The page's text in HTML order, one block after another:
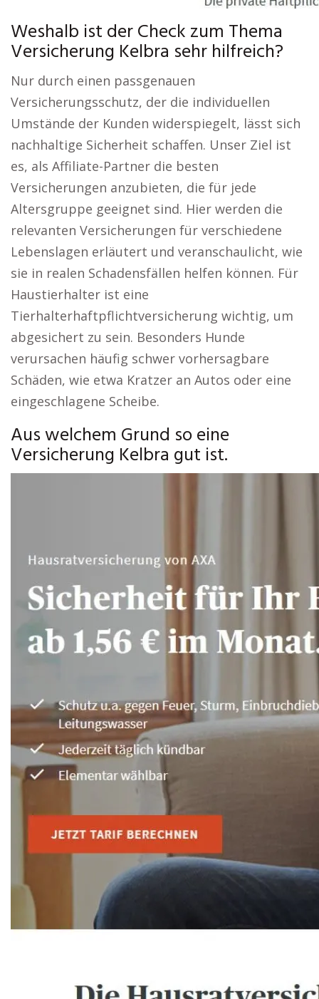
Weshalb ist der Check zum Thema
Versicherung Kelbra sehr hilfreich?
Nur durch einen passgenauen
Versicherungsschutz, der die individuellen
Umstände der Kunden widerspiegelt, lässt sich
nachhaltige Sicherheit schaffen. Unser Ziel ist
es, als Affiliate-Partner die besten
Versicherungen anzubieten, die für jede
Altersgruppe geeignet sind. Hier werden die
relevanten Versicherungen für verschiedene
Lebenslagen erläutert und veranschaulicht, wie
sie in realen Schadensfällen helfen können. Für
Haustierhalter ist eine
Tierhalterhaftpflichtversicherung wichtig, um
abgesichert zu sein. Besonders Hunde
verursachen häufig schwer vorhersagbare
Schäden, wie etwa Kratzer an Autos oder eine
eingeschlagene Scheibe.
Aus welchem Grund so eine
Versicherung Kelbra gut ist.